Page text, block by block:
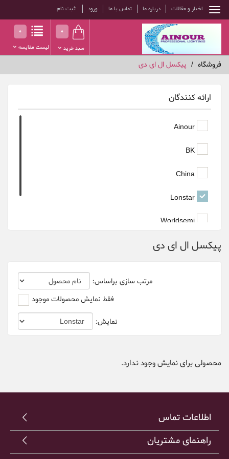
اخبار و مقالات درباره ما تماس با ما ورود ثبت نام
0
سبد خرید
0
لیست مقایسه
فروشگاه پیکسل ال ای دی
ارائه کنندگان
پیکسل ال ای دی
مرتب سازی براساس:
فقط نمایش محصولات موجود
نمایش:
محصولی برای نمایش وجود ندارد.
اطلاعات تماس
راهنمای مشتریان